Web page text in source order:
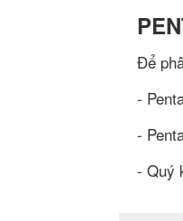
Để
-
-
- Quý